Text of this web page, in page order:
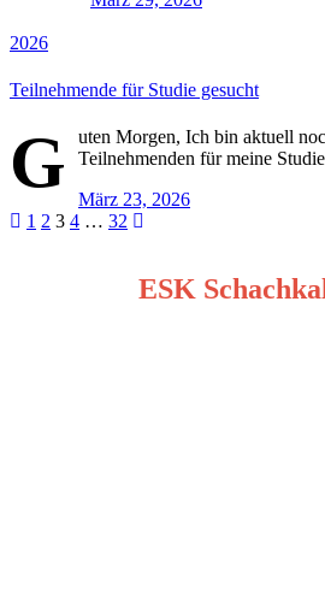
2026
Teilnehmende für Studie gesucht
G
uten Morgen, Ich bin aktuell
Teilnehmenden für meine
März 23, 2026
Seitennummerierung
1 2 3 4 … 32
ESK